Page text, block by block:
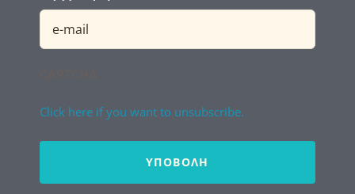
(Required)
Click here if you want to unsubscribe.